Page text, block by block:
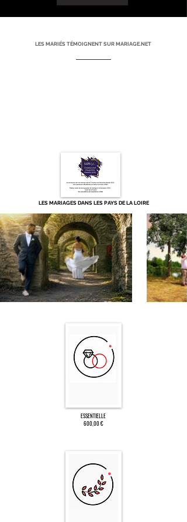
LES MARIÉS TÉMOIGNENT SUR MARIAGE.NET
LES MARIAGES DANS LES PAYS DE LA LOIRE
ESSENTIELLE
600,00 €